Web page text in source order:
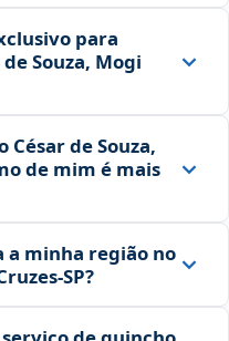
para
Souza, Mogi
de Souza,
de mim é mais
a minha região no